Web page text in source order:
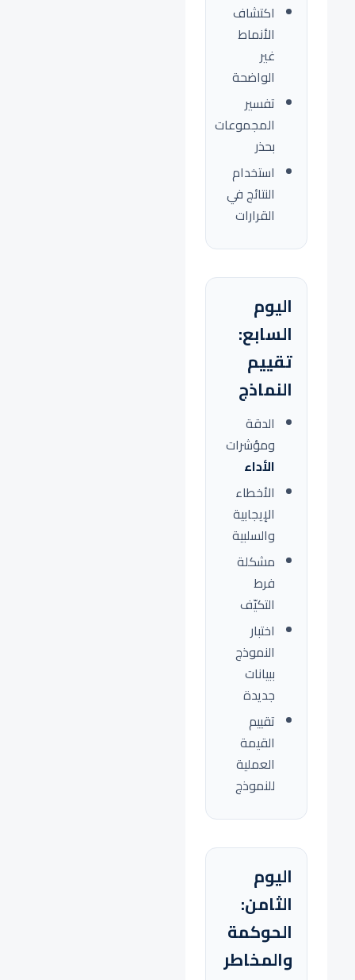
اكتشاف
الأنماط
غير
الواضحة
تفسير
المجموعات
بحذر
استخدام
النتائج في
القرارات
اليوم
السابع:
تقييم
النماذج
الدقة
ومؤشرات
الأداء
الأخطاء
الإيجابية
والسلبية
مشكلة
فرط
التكيّف
اختبار
النموذج
ببيانات
جديدة
تقييم
القيمة
العملية
للنموذج
اليوم
الثامن:
الحوكمة
والمخاطر